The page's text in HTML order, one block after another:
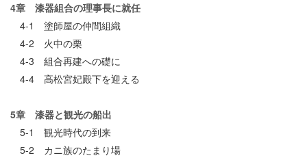
4章 漆器組合の理事長に就任
4-1 塗師屋の仲間組織
4-2 火中の栗
4-3 組合再建への礎に
4-4 高松宮妃殿下を迎える
5章 漆器と観光の船出
5-1 観光時代の到来
5-2 カニ族のたまり場